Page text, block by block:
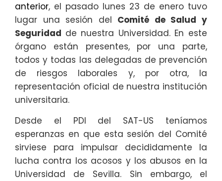
anterior, el pasado lunes 23 de enero tuvo
lugar una sesión del Comité de Salud y
Seguridad de nuestra Universidad. En este
órgano están presentes, por una parte,
todos y todas las delegadas de prevención
de riesgos laborales y, por otra, la
representación oficial de nuestra institución
universitaria.
Desde el PDI del SAT-US teníamos
esperanzas en que esta sesión del Comité
sirviese para impulsar decididamente la
lucha contra los acosos y los abusos en la
Universidad de Sevilla. Sin embargo, el